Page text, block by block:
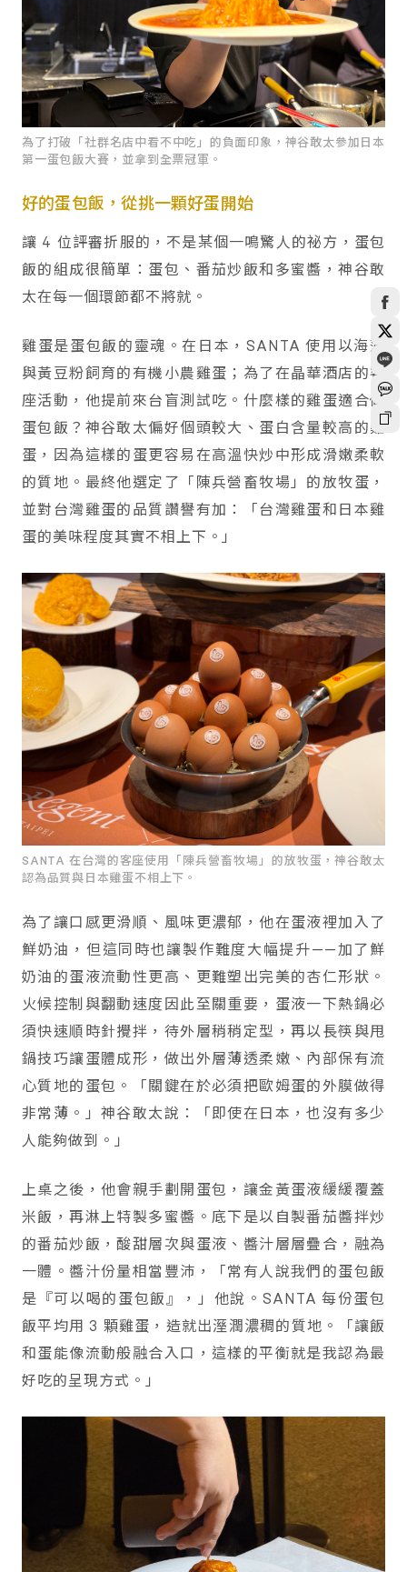
為了打破「社群名店中看不中吃」的負面印象，神谷敢太參加日本
第一蛋包飯大賽，並拿到全票冠軍。
好的蛋包飯，從挑一顆好蛋開始
讓 4 位評審折服的，不是某個一鳴驚人的祕方，蛋包
飯的組成很簡單：蛋包、番茄炒飯和多蜜醬，神谷敢
太在每一個環節都不將就。
雞蛋是蛋包飯的靈魂。在日本，SANTA 使用以海藻
與黃豆粉飼育的有機小農雞蛋；為了在晶華酒店的客
座活動，他提前來台盲測試吃。什麼樣的雞蛋適合做
蛋包飯？神谷敢太偏好個頭較大、蛋白含量較高的雞
蛋，因為這樣的蛋更容易在高溫快炒中形成滑嫩柔軟
的質地。最終他選定了「陳兵營畜牧場」的放牧蛋，
並對台灣雞蛋的品質讚譽有加：「台灣雞蛋和日本雞
蛋的美味程度其實不相上下。」
SANTA 在台灣的客座使用「陳兵營畜牧場」的放牧蛋，神谷敢太
認為品質與日本雞蛋不相上下。
為了讓口感更滑順、風味更濃郁，他在蛋液裡加入了
鮮奶油，但這同時也讓製作難度大幅提升——加了鮮
奶油的蛋液流動性更高、更難塑出完美的杏仁形狀。
火候控制與翻動速度因此至關重要，蛋液一下熱鍋必
須快速順時針攪拌，待外層稍稍定型，再以長筷與甩
鍋技巧讓蛋體成形，做出外層薄透柔嫩、內部保有流
心質地的蛋包。「關鍵在於必須把歐姆蛋的外膜做得
非常薄。」神谷敢太說：「即使在日本，也沒有多少
人能夠做到。」
上桌之後，他會親手劃開蛋包，讓金黃蛋液緩緩覆蓋
米飯，再淋上特製多蜜醬。底下是以自製番茄醬拌炒
的番茄炒飯，酸甜層次與蛋液、醬汁層層疊合，融為
一體。醬汁份量相當豐沛，「常有人說我們的蛋包飯
是『可以喝的蛋包飯』，」他說。SANTA 每份蛋包
飯平均用 3 顆雞蛋，造就出溼潤濃稠的質地。「讓飯
和蛋能像流動般融合入口，這樣的平衡就是我認為最
好吃的呈現方式。」